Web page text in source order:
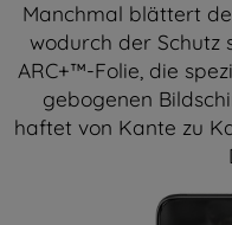
Manchmal blättert
wodurch der Schutz
ARC+™-Folie, die
gebogenen
haftet von Kante zu